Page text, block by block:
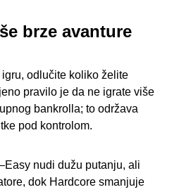
brze avanture
odlučite koliko želite
pravilo je da ne igrate više
bankrolla; to održava
pod kontrolom.
nudi dužu putanju, ali
dok Hardcore smanjuje